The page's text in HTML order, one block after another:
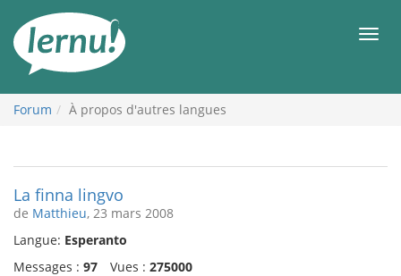
contenu
Forum À propos d'autres langues
La finna lingvo
de Matthieu, 23 mars 2008
Langue: Esperanto
Messages : 97 Vues : 275000